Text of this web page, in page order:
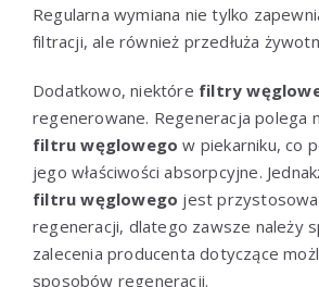
Regularna wymiana nie tylko
filtracji, ale również przedłuża
Dodatkowo, niektóre filtry
regenerowane. Regeneracja polega
filtru węglowego w piekarniku, co
jego właściwości absorpcyjne.
filtru węglowego jest
regeneracji, dlatego zawsze należy
zalecenia producenta dotyczące
sposobów regeneracji.